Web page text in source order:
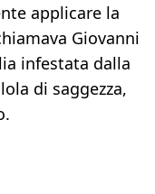
applicare la
Giovanni
infestata dalla
di saggezza,